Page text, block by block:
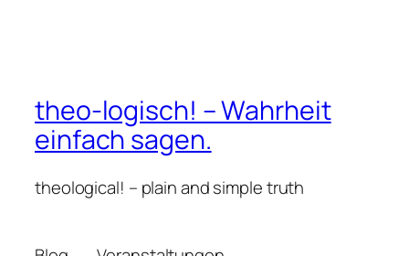
theo-logisch! – Wahrheit
einfach sagen.
theological! – plain and simple truth